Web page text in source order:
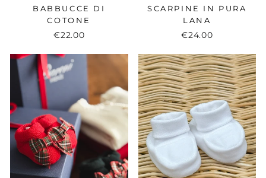
BABBUCCE DI
COTONE
€22.00
SCARPINE IN PURA
LANA
€24.00